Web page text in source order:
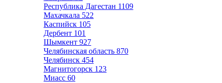
Республика Дагестан 1109
Махачкала 522
Каспийск 105
Дербент 101
Шымкент 927
Челябинская область 870
Челябинск 454
Магнитогорск 123
Миасс 60